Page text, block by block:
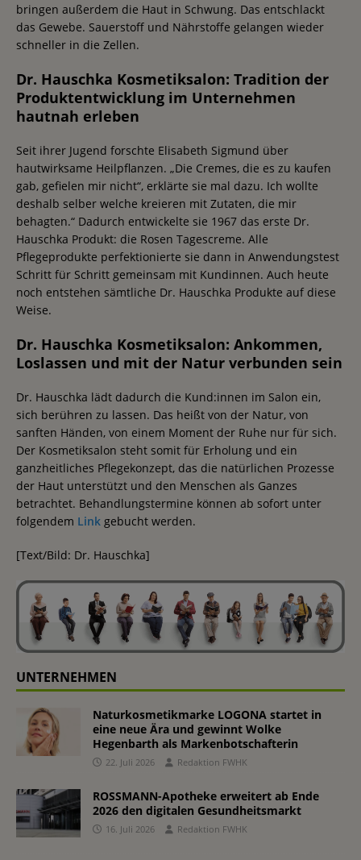
bringen außerdem die Haut in Schwung. Das entschlackt
das Gewebe. Sauerstoff und Nährstoffe gelangen wieder
schneller in die Zellen.
Dr. Hauschka Kosmetiksalon: Tradition der
Produktentwicklung im Unternehmen
hautnah erleben
Seit ihrer Jugend forschte Elisabeth Sigmund über
hautwirksame Heilpflanzen. „Die Cremes, die es zu kaufen
gab, gefielen mir nicht“, erklärte sie mal dazu. Ich wollte
deshalb selber welche kreieren mit Zutaten, die mir
behagten.“ Dadurch entwickelte sie 1967 das erste Dr.
Hauschka Produkt: die Rosen Tagescreme. Alle
Pflegeprodukte perfektionierte sie dann in Anwendungstest
Schritt für Schritt gemeinsam mit Kundinnen. Auch heute
noch entstehen sämtliche Dr. Hauschka Produkte auf diese
Weise.
Dr. Hauschka Kosmetiksalon: Ankommen,
Loslassen und mit der Natur verbunden sein
Dr. Hauschka lädt dadurch die Kund:innen im Salon ein,
sich berühren zu lassen. Das heißt von der Natur, von
sanften Händen, von einem Moment der Ruhe nur für sich.
Der Kosmetiksalon steht somit für Erholung und ein
ganzheitliches Pflegekonzept, das die natürlichen Prozesse
der Haut unterstützt und den Menschen als Ganzes
betrachtet. Behandlungstermine können ab sofort unter
folgendem Link gebucht werden.
[Text/Bild: Dr. Hauschka]
UNTERNEHMEN
Naturkosmetikmarke LOGONA startet in
eine neue Ära und gewinnt Wolke
Hegenbarth als Markenbotschafterin
22. Juli 2026 Redaktion FWHK
ROSSMANN-Apotheke erweitert ab Ende
2026 den digitalen Gesundheitsmarkt
16. Juli 2026 Redaktion FWHK